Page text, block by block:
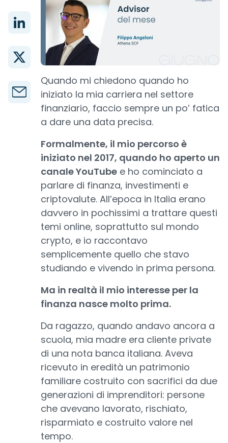
Quando mi chiedono quando ho
iniziato la mia carriera nel settore
finanziario, faccio sempre un po’ fatica
a dare una data precisa.
Formalmente, il mio percorso è
iniziato nel 2017, quando ho aperto un
canale YouTube e ho cominciato a
parlare di finanza, investimenti e
criptovalute. All’epoca in Italia erano
davvero in pochissimi a trattare questi
temi online, soprattutto sul mondo
crypto, e io raccontavo
semplicemente quello che stavo
studiando e vivendo in prima persona.
Ma in realtà il mio interesse per la
finanza nasce molto prima.
Da ragazzo, quando andavo ancora a
scuola, mia madre era cliente private
di una nota banca italiana. Aveva
ricevuto in eredità un patrimonio
familiare costruito con sacrifici da due
generazioni di imprenditori: persone
che avevano lavorato, rischiato,
risparmiato e costruito valore nel
tempo.